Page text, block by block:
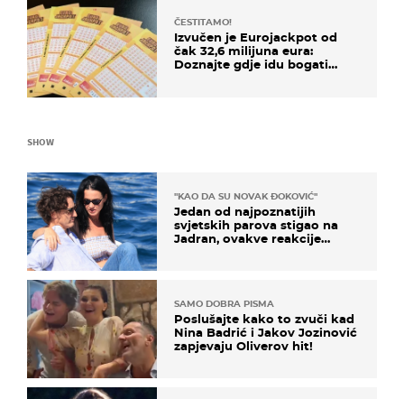
ČESTITAMO!
Izvučen je Eurojackpot od
čak 32,6 milijuna eura:
Doznajte gdje idu bogati
SHOW
"KAO DA SU NOVAK ĐOKOVIĆ"
Jedan od najpoznatijih
svjetskih parova stigao na
Jadran, ovakve reakcije
SAMO DOBRA PISMA
Poslušajte kako to zvuči kad
Nina Badrić i Jakov Jozinović
zapjevaju Oliverov hit!